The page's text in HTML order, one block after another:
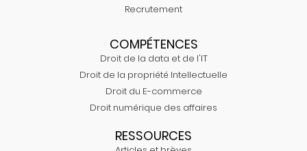
Recrutement
COMPÉTENCES
Droit de la data et de l'IT
Droit de la propriété Intellectuelle
Droit du E-commerce
Droit numérique des affaires
RESSOURCES